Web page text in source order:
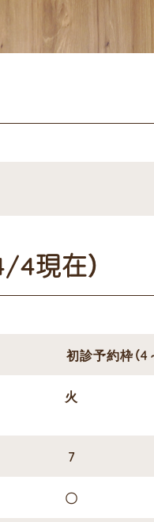
現在）
初診予約枠（4
火
7
〇